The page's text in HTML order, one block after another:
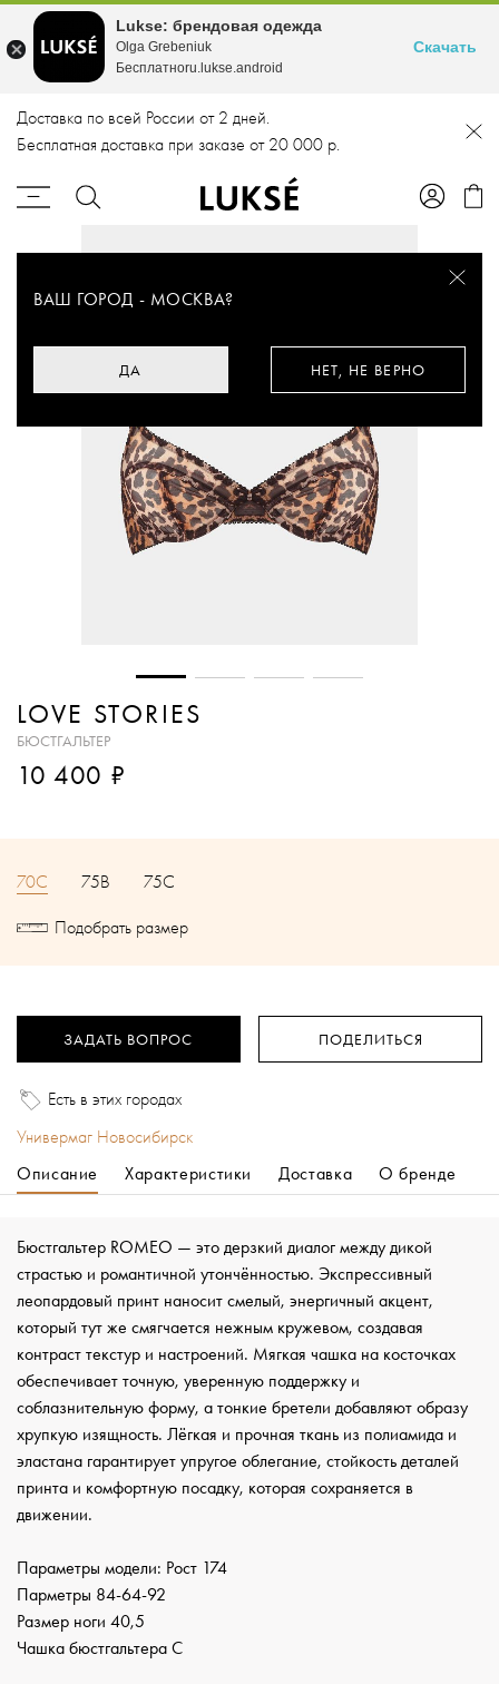
Доставка по всей России от 2 дней.
Бесплатная доставка при заказе от 20 000 р.
ВАШ ГОРОД - МОСКВА?
ДА НЕТ, НЕ ВЕРНО
LOVE STORIES
БЮСТГАЛЬТЕР
10 400 ₽
70C 75B
75C
Подобрать размер
ЗАДАТЬ ВОПРОС ПОДЕЛИТЬСЯ
Есть в этих городах
Универмаг Новосибирск
Описание
Характеристики Доставка О бренде
Бюстгальтер ROMEO — это дерзкий диалог между дикой
страстью и романтичной утончённостью. Экспрессивный
леопардовый принт наносит смелый, энергичный акцент,
который тут же смягчается нежным кружевом, создавая
контраст текстур и настроений. Мягкая чашка на косточках
обеспечивает точную, уверенную поддержку и
соблазнительную форму, а тонкие бретели добавляют образу
хрупкую изящность. Лёгкая и прочная ткань из полиамида и
эластана гарантирует упругое облегание, стойкость деталей
принта и комфортную посадку, которая сохраняется в
движении.
Параметры модели: Рост 174
Парметры 84-64-92
Размер ноги 40,5
Чашка бюстгальтера С
Lukse: брендовая одежда
Olga Grebeniuk
Бесплатноru.lukse.android
Скачать